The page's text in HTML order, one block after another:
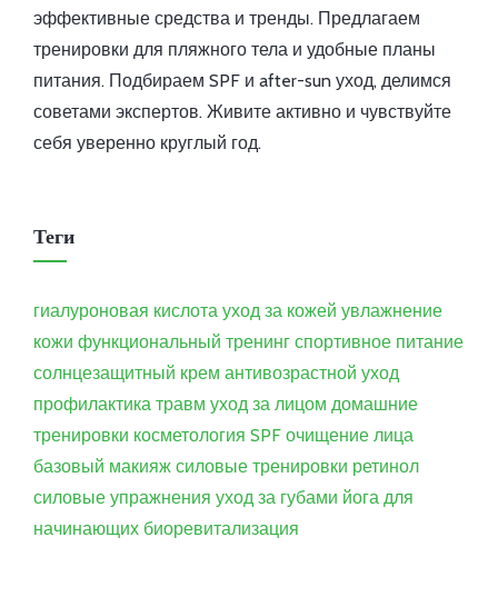
эффективные средства и тренды. Предлагаем
тренировки для пляжного тела и удобные планы
питания. Подбираем SPF и after-sun уход, делимся
советами экспертов. Живите активно и чувствуйте
себя уверенно круглый год.
Теги
гиалуроновая кислота уход за кожей увлажнение
кожи функциональный тренинг спортивное питание
солнцезащитный крем антивозрастной уход
профилактика травм уход за лицом домашние
тренировки косметология SPF очищение лица
базовый макияж силовые тренировки ретинол
силовые упражнения уход за губами йога для
начинающих биоревитализация